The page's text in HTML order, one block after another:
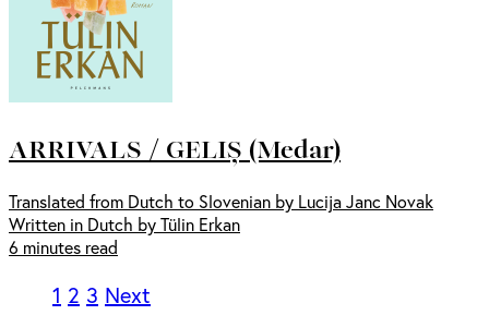
ARRIVALS / GELIȘ (Medar)
Translated from Dutch to Slovenian by Lucija Janc Novak
Written in Dutch by Tülin Erkan
6 minutes read
1 2 3 Next